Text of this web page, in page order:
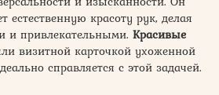
естественную красоту рук, делая
и привлекательными. Красивые
визитной карточкой ухоженной
справляется с этой задачей.